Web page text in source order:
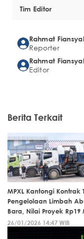
Tim Editor
Rahmat
Reporter
Rahmat
Editor
Berita Terkait
MPXL Kantongi Kontrak
Pengelolaan Limbah
Bara, Nilai Proyek Rp19
26/01/2026 14:47 WIB